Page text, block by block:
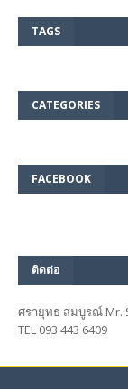
TAGS
CATEGORIES
FACEBOOK
ติดต่อ
ศรายุทธ สมบูรณ์ Mr.
TEL 093 443 6409